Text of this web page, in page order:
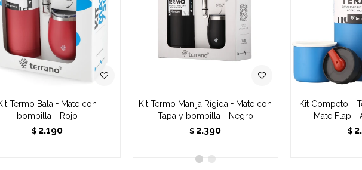
Termo Bala + Mate con
bombilla - Rojo
$ 2.190
Kit Termo Manija Rígida + Mate con
Tapa y bombilla - Negro
$ 2.390
Kit Competo -
Mate Flap -
$